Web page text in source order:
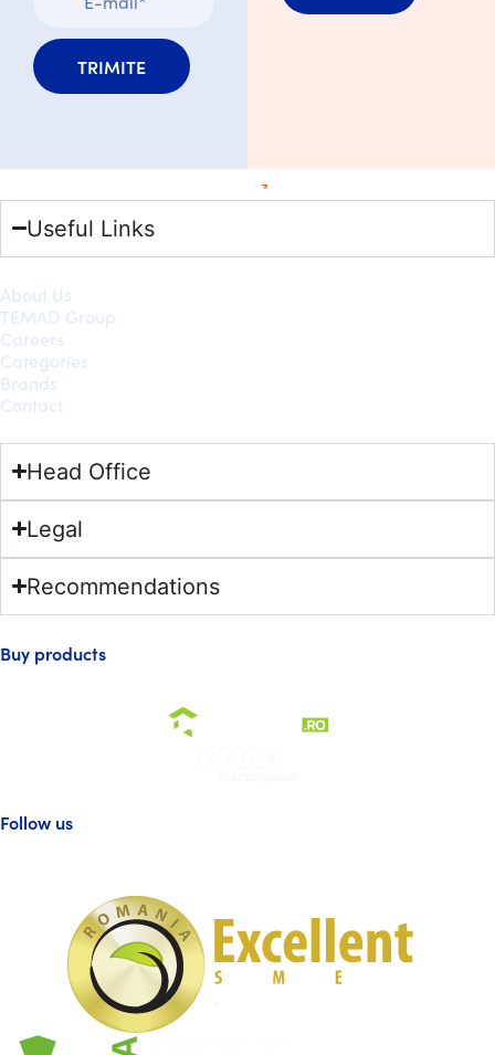
TRIMITE
Useful Links
About Us
TEMAD Group
Careers
Categories
Brands
Contact
Head Office
Legal
Recommendations
Buy products
Follow us